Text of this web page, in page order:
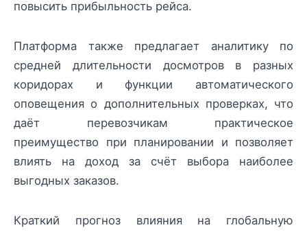
повысить прибыльность рейса.
Платформа также предлагает аналитику по
средней длительности досмотров в разных
коридорах и функции автоматического
оповещения о дополнительных проверках, что
даёт перевозчикам практическое
преимущество при планировании и позволяет
влиять на доход за счёт выбора наиболее
выгодных заказов.
Краткий прогноз влияния на глобальную